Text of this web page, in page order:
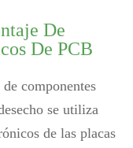
De
De PCB
componentes
se utiliza
de las placas